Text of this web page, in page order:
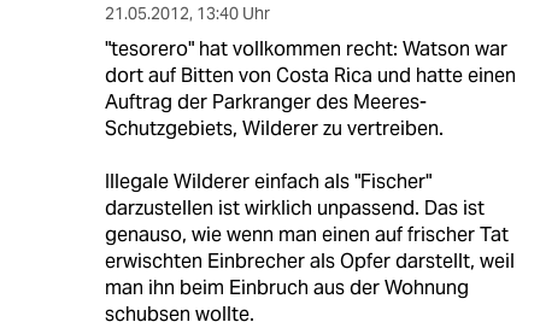
21.05.2012, 13:40 Uhr
"tesorero" hat vollkommen recht: Watson war
dort auf Bitten von Costa Rica und hatte einen
Auftrag der Parkranger des Meeres-
Schutzgebiets, Wilderer zu vertreiben.
Illegale Wilderer einfach als "Fischer"
darzustellen ist wirklich unpassend. Das ist
genauso, wie wenn man einen auf frischer Tat
erwischten Einbrecher als Opfer darstellt, weil
man ihn beim Einbruch aus der Wohnung
schubsen wollte.